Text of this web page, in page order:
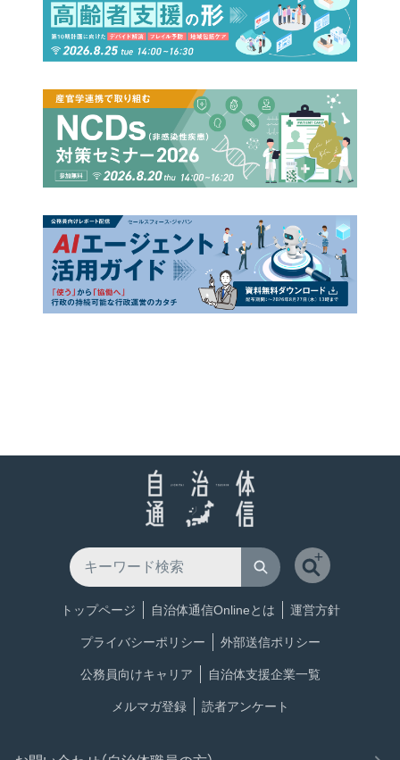
トップページ 自治体通信Onlineとは 運営方針
プライバシーポリシー 外部送信ポリシー
公務員向けキャリア 自治体支援企業一覧
メルマガ登録 読者アンケート